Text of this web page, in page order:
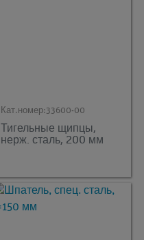
Кат.номер:33600-00
Тигельные щипцы,
нерж. сталь, 200 мм